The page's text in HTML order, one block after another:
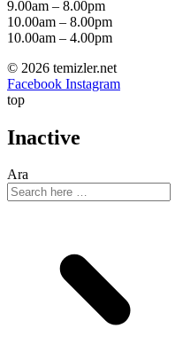
9.00am – 8.00pm
10.00am – 8.00pm
10.00am – 4.00pm
© 2026 temizler.net
Facebook Instagram
top
Inactive
Ara